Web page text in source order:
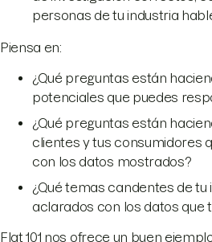
personas de tu industria
Piensa en:
¿Qué preguntas están
potenciales que puedes
¿Qué preguntas están
clientes y tus consumidores
con los datos mostrados?
¿Qué temas candentes de
aclarados con los datos que
Flat 101 nos ofrece un buen